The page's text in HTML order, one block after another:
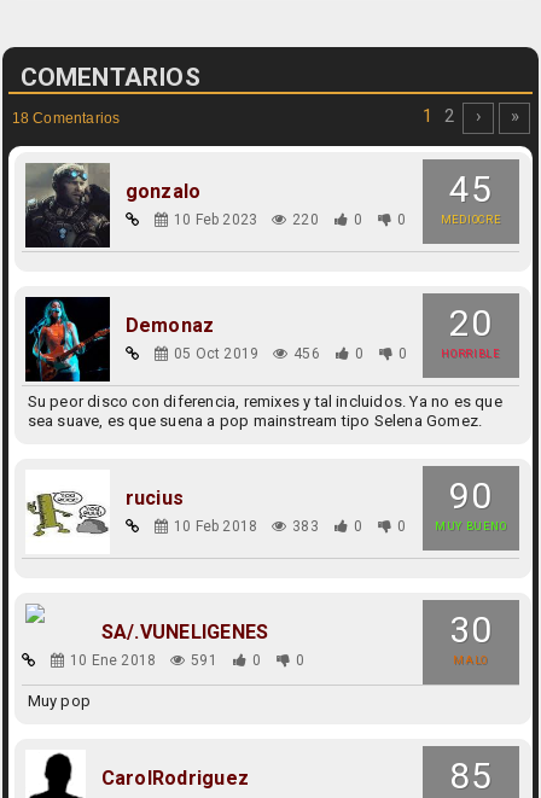
COMENTARIOS
18 Comentarios 1 2 › »
45
MEDIOCRE
gonzalo
10 Feb 2023 220 0 0
20
HORRIBLE
Demonaz
05 Oct 2019 456 0 0
Su peor disco con diferencia, remixes y tal incluidos. Ya no es que
sea suave, es que suena a pop mainstream tipo Selena Gomez.
90
MUY BUENO
rucius
10 Feb 2018 383 0 0
30
MALO
SA/.VUNELIGENES
10 Ene 2018 591 0 0
Muy pop
85
CarolRodriguez